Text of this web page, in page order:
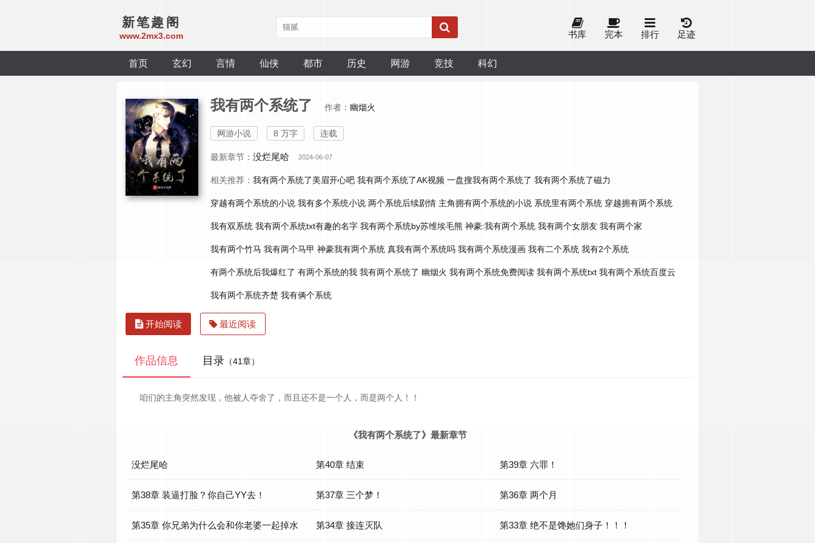
新笔趣阁
www.2mx3.com 书库 完本 排行 足迹
首页 玄幻 言情 仙侠 都市 历史 网游 竞技 科幻
我有两个系统了 作者： 幽烟火
网游小说 8 万字 连载
最新章节： 没烂尾哈 2024-06-07
相关推荐： 我有两个系统了美眉开心吧 我有两个系统了AK视频 一盘搜我有两个系统了 我有两个系统了磁力
穿越有两个系统的小说 我有多个系统小说 两个系统后续剧情 主角拥有两个系统的小说 系统里有两个系统 穿越拥有两个系统
我有双系统 我有两个系统txt有趣的名字 我有两个系统by苏维埃毛熊 神豪:我有两个系统 我有两个女朋友 我有两个家
我有两个竹马 我有两个马甲 神豪我有两个系统 真我有两个系统吗 我有两个系统漫画 我有二个系统 我有2个系统
有两个系统后我爆红了 有两个系统的我 我有两个系统了 幽烟火 我有两个系统免费阅读 我有两个系统txt 我有两个系统百度云
我有两个系统齐楚 我有俩个系统
开始阅读 最近阅读
作品信息 目录 （41章）
咱们的主角突然发现，他被人夺舍了，而且还不是一个人，而是两个人！！
《我有两个系统了》最新章节
没烂尾哈 第40章 结束 第39章 六罪！
第38章 装逼打脸？你自己YY去！ 第37章 三个梦！ 第36章 两个月
第35章 你兄弟为什么会和你老婆一起掉水 第34章 接连灭队 第33章 绝不是馋她们身子！！！